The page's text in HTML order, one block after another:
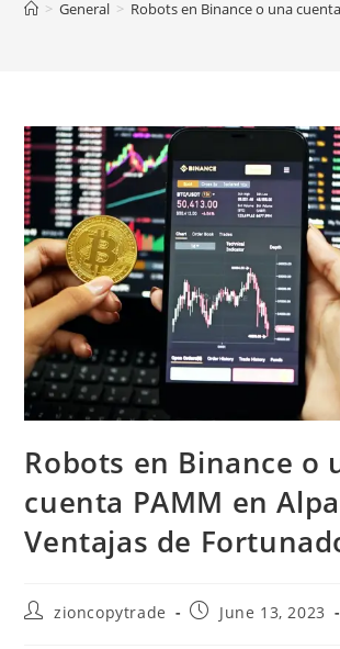
> General > Robots en Binance o una
Robots en Binance o
cuenta PAMM en
Ventajas de
Postzioncopytrade
PostJune 13, 2023